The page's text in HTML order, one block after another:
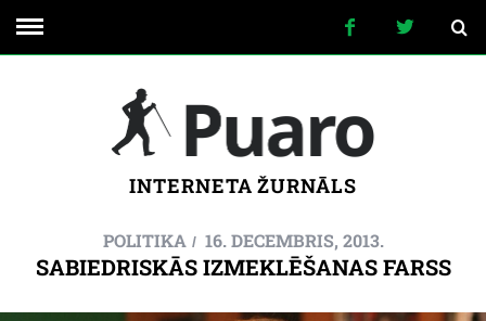
INTERNETA ŽURNĀLS
POLITIKA 16. DECEMBRIS, 2013.
SABIEDRISKĀS IZMEKLĒŠANAS FARSS